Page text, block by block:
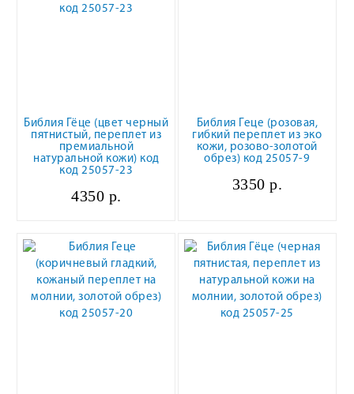
Библия Гёце (цвет черный
пятнистый, переплет из
премиальной
натуральной кожи) код
код 25057-23
4350 р.
Библия Геце (розовая,
гибкий переплет из эко
кожи, розово-золотой
обрез) код 25057-9
3350 р.